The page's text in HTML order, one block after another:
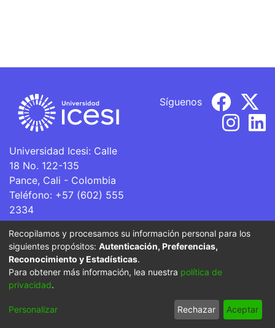
Universidad Icesi: Calle
18 No. 122-135
Pance, Cali - Colombia
Teléfono: +57 (602) 555
2334
ventanillaunica@icesi.edu.co
Síguenos
La Universidad Icesi es una Institución de Educación
Superior que se encuentra sujeta a inspección y vigilancia
por parte del Ministerio de Educación Nacional.
Cookie
End User
Agreement
Send
Feedback
Recopilamos y procesamos su información personal para los
siguientes propósitos: Autenticación, Preferencias,
Reconocimiento y Estadísticas.
Para obtener más información, lea nuestra política de
privacidad.
Personalizar Rechazar Aceptar